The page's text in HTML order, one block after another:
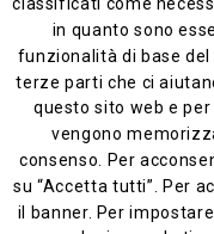
Informativa generale
classificati come
in quanto sono
funzionalità di base
terze parti che ci
questo sito web e
vengono
consenso. Per
su “Accetta tutti”. Per
il banner. Per